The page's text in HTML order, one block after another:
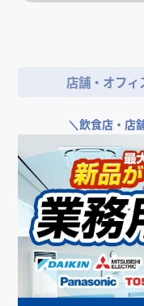
店舗・オフィ
＼飲食店・店